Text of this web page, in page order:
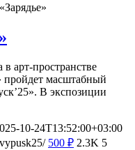
арт-пространстве
пройдет масштабный
В экспозиции
10-24T13:52:00+03:00
500 ₽ 2.3K 5